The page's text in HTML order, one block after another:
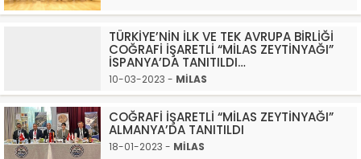
TÜRKİYE’NİN İLK VE TEK AVRUPA BİRLİĞİ
COĞRAFİ İŞARETLİ “MİLAS ZEYTİNYAĞI”
İSPANYA’DA TANITILDI…
10-03-2023 - MİLAS
COĞRAFİ İŞARETLİ “MİLAS ZEYTİNYAĞI”
ALMANYA’DA TANITILDI
18-01-2023 - MİLAS